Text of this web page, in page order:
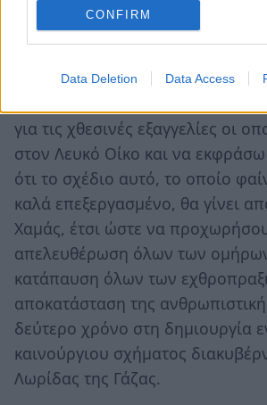
CONFIRM
Data Deletion Data Access
του Λευκού Οίκου.
εξελίξεις, όπως η προοπτική
για τις χθεσινές εξαγγελίες οι
στον Λευκό Οίκο και να
ότι το σχέδιο αυτό, το οποίο
καλά επεξεργασμένο, θα γίνει
Χαμάς, έτσι ώστε να
απελευθέρωση όλων των
κατάπαυση όλων των
αποκατάσταση της
δεύτερο χρόνο στη δημιουργία
καινούργιου σχήματος
Λωρίδας της Γάζας.